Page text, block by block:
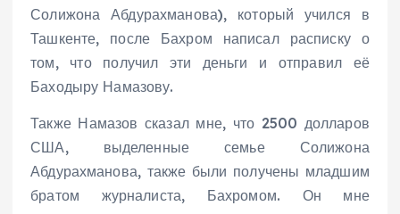
Солижона Абдурахманова), который учился в
Ташкенте, после Бахром написал расписку о
том, что получил эти деньги и отправил её
Баходыру Намазову.
Также Намазов сказал мне, что 2500 долларов
США, выделенные семье Солижона
Абдурахманова, также были получены младшим
братом журналиста, Бахромом. Он мне